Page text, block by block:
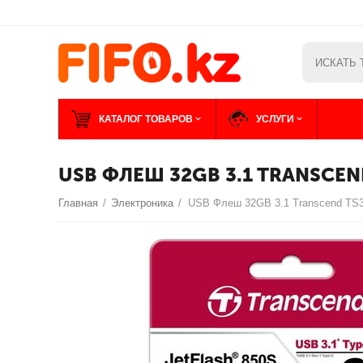
КАТАЛОГ ТОВАРОВ УСЛУГИ
USB ФЛЕШ 32GB 3.1
Главная / Электроника /